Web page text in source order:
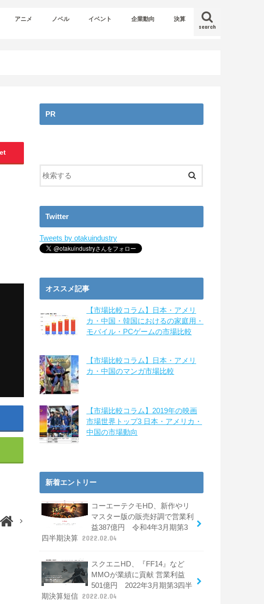
search
アニメ ノベル イベント 企業動向 決算
PR
Twitter
Tweets by otakuindustry
オススメ記事
【市場比較コラム】日本・アメリ
カ・中国・韓国におけるの家庭用・
モバイル・PCゲームの市場比較
【市場比較コラム】日本・アメリ
カ・中国のマンガ市場比較
【市場比較コラム】2019年の映画
市場世界トップ3 日本・アメリカ・
中国の市場動向
新着エントリー
コーエーテクモHD、新作やリ
マスター版の販売好調で営業利
益387億円 令和4年3月期第3
四半期決算 2022.02.04
スクエニHD、『FF14』など
MMOが業績に貢献 営業利益
501億円 2022年3月期第3四半
期決算短信 2022.02.04